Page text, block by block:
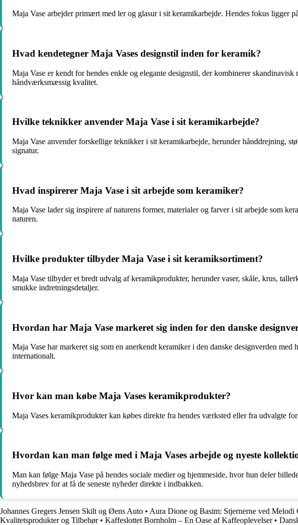
Maja Vase arbejder primært med ler og glasur i sit keramikarbejde. Hendes fokus
Hvad kendetegner Maja Vases designstil inden for keramik?
Maja Vase er kendt for hendes enkle og elegante designstil, der kombinerer
håndværksmæssig kvalitet.
Hvilke teknikker anvender Maja Vase i sit keramikarbejde?
Maja Vase anvender forskellige teknikker i sit keramikarbejde, herunder hånddrejning,
signatur.
Hvad inspirerer Maja Vase i sit arbejde som keramiker?
Maja Vase lader sig inspirere af naturens former, materialer og farver i sit arbejde som
naturen.
Hvilke produkter tilbyder Maja Vase i sit keramiksortiment?
Maja Vase tilbyder et bredt udvalg af keramikprodukter, herunder vaser, skåle, krus,
smukke indretningsdetaljer.
Hvordan har Maja Vase markeret sig inden for den danske
Maja Vase har markeret sig som en anerkendt keramiker i den danske designverden
internationalt.
Hvor kan man købe Maja Vases keramikprodukter?
Maja Vases keramikprodukter kan købes direkte fra hendes værksted eller fra udvalgte
Hvordan kan man følge med i Maja Vases arbejde og nyeste
Man kan følge Maja Vase på hendes sociale medier og hjemmeside, hvor hun deler
nyhedsbrev for at få de seneste nyheder direkte i indbakken.
Johannes Gregers Jensen Skilt og Øens Auto • Aura Dione og Basim: Stjernerne ved Melodi
Kvalitetsprodukter og Tilbehør• Kaffeslottet Bornholm – En Oase af Kaffeoplevelser•